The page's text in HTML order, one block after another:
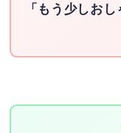
「もう少しお